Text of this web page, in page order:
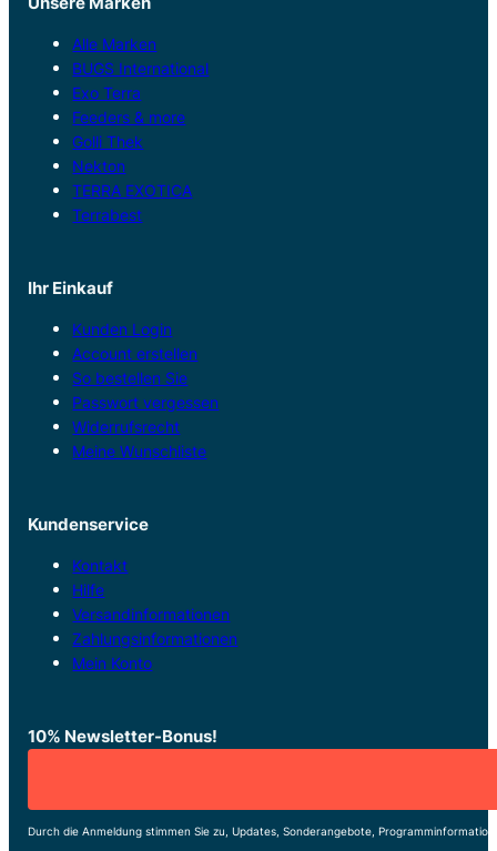
Alle Marken
BUGS International
Exo Terra
Feeders & more
Golli Thek
Nekton
TERRA EXOTICA
Terrabest
Ihr Einkauf
Kunden Login
Account erstellen
So bestellen Sie
Passwort vergessen
Widerrufsrecht
Meine Wunschliste
Kundenservice
Kontakt
Hilfe
Versandinformationen
Zahlungsinformationen
Mein Konto
10% Newsletter-Bonus!
Durch die Anmeldung stimmen Sie zu, Updates, Sonderangebote,